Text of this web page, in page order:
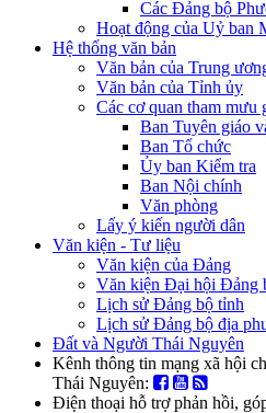
Các Đảng bộ
Hoạt động của Uỷ ban
Hệ thống văn bản
Văn bản của Trung
Văn bản của Tỉnh ủy
Các cơ quan tham mưu
Ban Tuyên giáo
Ban Tổ chức
Ủy ban Kiểm tra
Ban Nội chính
Văn phòng
Lấy ý kiến người dân
Văn kiện - Tư liệu
Văn kiện của Đảng
Văn kiện Đại hội Đảng
Lịch sử Đảng bộ tỉnh
Lịch sử Đảng bộ địa
Đất và Người Thái Nguyên
Kênh thông tin mạng xã hội
Thái Nguyên:
Điện thoại hỗ trợ phản hồi,